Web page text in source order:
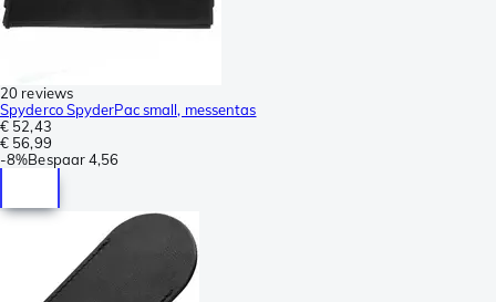
20 reviews
Spyderco SpyderPac small, messentas
€ 52,43
€ 56,99
-8%Bespaar4,56